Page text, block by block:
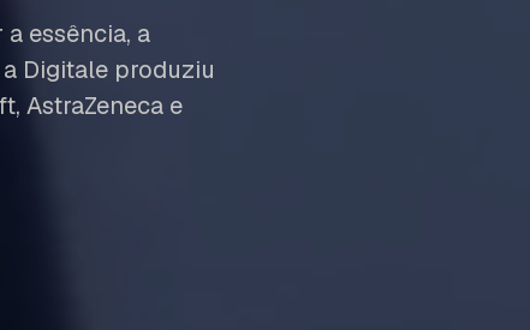
essência, a
Digitale produziu
AstraZeneca e